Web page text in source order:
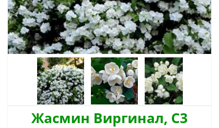
Жасмин Виргинал, С3